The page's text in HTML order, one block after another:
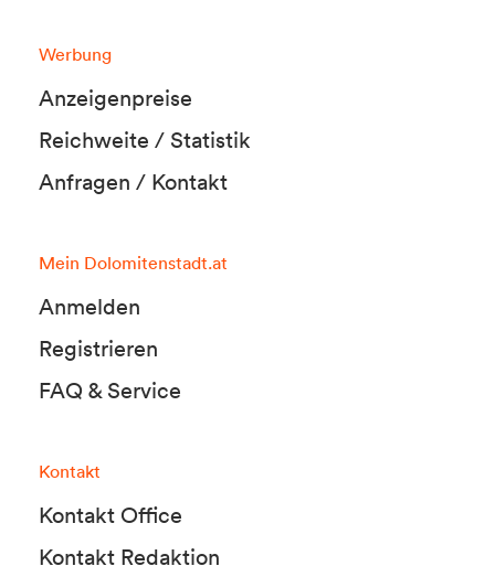
Werbung
Anzeigenpreise
Reichweite / Statistik
Anfragen / Kontakt
Mein Dolomitenstadt.at
Anmelden
Registrieren
FAQ & Service
Kontakt
Kontakt Office
Kontakt Redaktion